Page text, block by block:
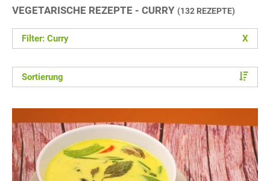
VEGETARISCHE REZEPTE - CURRY (132 REZEPTE)
Filter: Curry X
Sortierung